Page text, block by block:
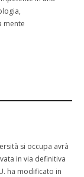
mente
si occupa avrà
in via definitiva
ha modificato in